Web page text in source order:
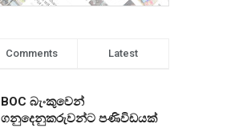
Comments Latest
BOC බැංකුවෙන්
ගනුදෙනුකරුවන්ට පණිවිඩයක්